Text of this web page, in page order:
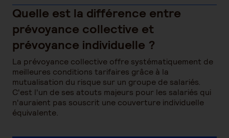
Quelle est la différence entre
prévoyance collective et
prévoyance individuelle ?
La prévoyance collective offre systématiquement de
meilleures conditions tarifaires grâce à la
mutualisation du risque sur un groupe de salariés.
C'est l'un de ses atouts majeurs pour les salariés qui
n'auraient pas souscrit une couverture individuelle
équivalente.